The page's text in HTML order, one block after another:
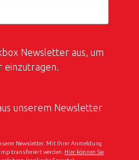
Newsletter aus, um
einzutragen.
unserem Newsletter
Newsletter. Mit Ihrer Anmeldung
transferiert werden. Hier können Sie